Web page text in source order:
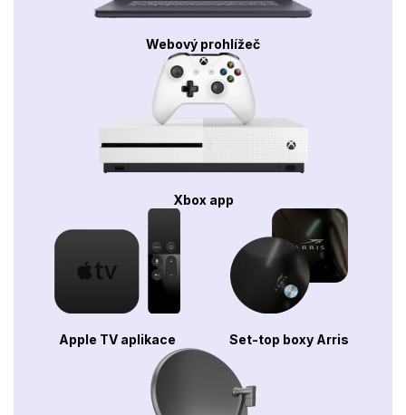
Webový prohlížeč
Xbox app
Apple TV aplikace Set-top boxy Arris